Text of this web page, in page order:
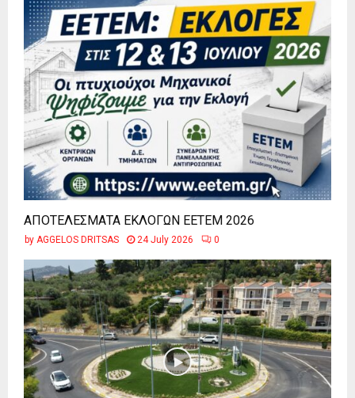
ΑΠΟΤΕΛΕΣΜΑΤΑ ΕΚΛΟΓΩΝ ΕΕΤΕΜ 2026
by AGGELOS DRITSAS 24 July 2026 0